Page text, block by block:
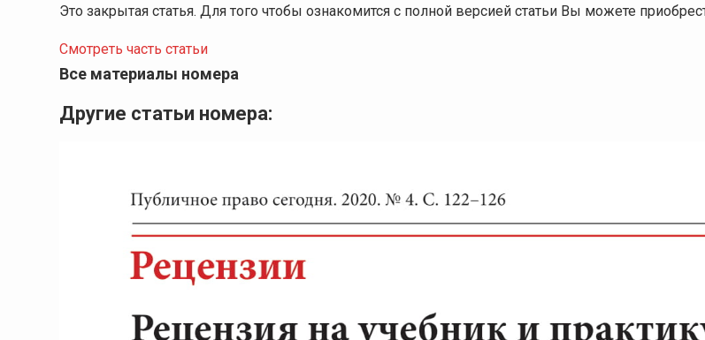
Это закрытая статья. Для того чтобы ознакомится с полной версией статьи Вы можете
Смотреть часть статьи
Все материалы номера
Другие статьи номера: